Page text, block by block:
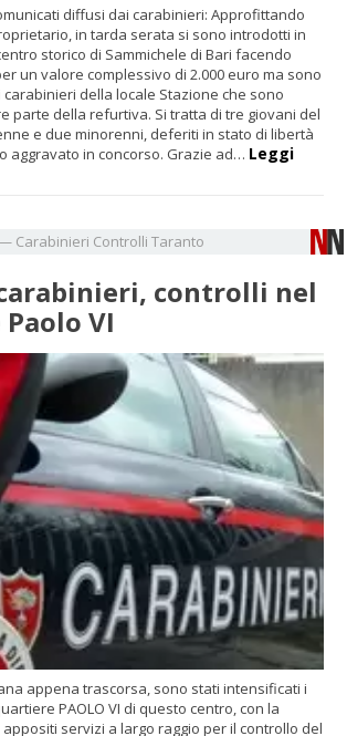
diffusi dai carabinieri:Approfittando
in tarda serata si sono introdotti in
storico di Sammichele di Bari facendo
un valore complessivo di 2.000 euro ma sono
della locale Stazione che sono
parte della refurtiva. Si tratta di tre giovani del
e due minorenni, deferiti in stato di libertà
aggravato in concorso. Grazie ad… Leggi
— Carabinieri Controlli Taranto
controlli nel
VI
appena trascorsa, sono stati intensificati i
PAOLO VI di questo centro, con la
servizi a largo raggio per il controllo del